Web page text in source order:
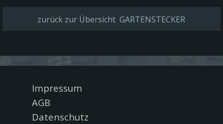
zurück zur Übersicht GARTENSTECKER
Impressum
AGB
Datenschutz